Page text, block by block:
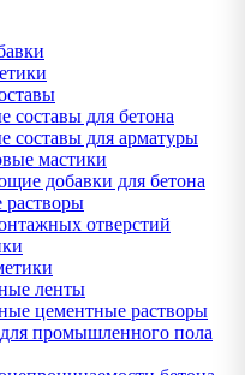
составы для бетона
составы для арматуры
мастики
добавки для бетона
отверстий
ленты
цементные растворы
промышленного пола